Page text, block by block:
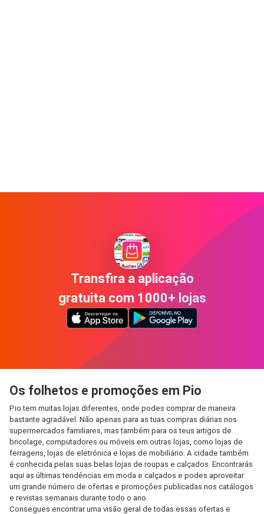
Transfira a aplicação
gratuita com 1000+ lojas
Os folhetos e promoções em Pio
Pio tem muitas lojas diferentes, onde podes comprar de maneira
bastante agradável. Não apenas para as tuas compras diárias nos
supermercados familiares, mas também para os teus artigos de
bricolage, computadores ou móveis em outras lojas, como lojas de
ferragens, lojas de eletrónica e lojas de mobiliário. A cidade também
é conhecida pelas suas belas lojas de roupas e calçados. Encontrarás
aqui as últimas tendências em moda e calçados e podes aproveitar
um grande número de ofertas e promoções publicadas nos catálogos
e revistas semanais durante todo o ano.
Consegues encontrar uma visão geral de todas essas ofertas e